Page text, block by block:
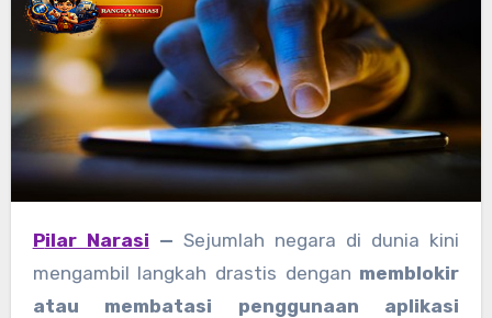
Pilar Narasi — Sejumlah negara di dunia kini
mengambil langkah drastis dengan memblokir
atau membatasi penggunaan aplikasi